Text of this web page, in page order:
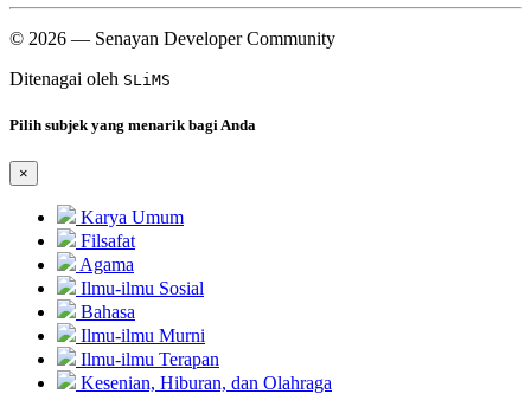
© 2026 — Senayan Developer Community
Ditenagai oleh SLiMS
Pilih subjek yang menarik bagi Anda
×
Karya Umum
Filsafat
Agama
Ilmu-ilmu Sosial
Bahasa
Ilmu-ilmu Murni
Ilmu-ilmu Terapan
Kesenian, Hiburan, dan Olahraga